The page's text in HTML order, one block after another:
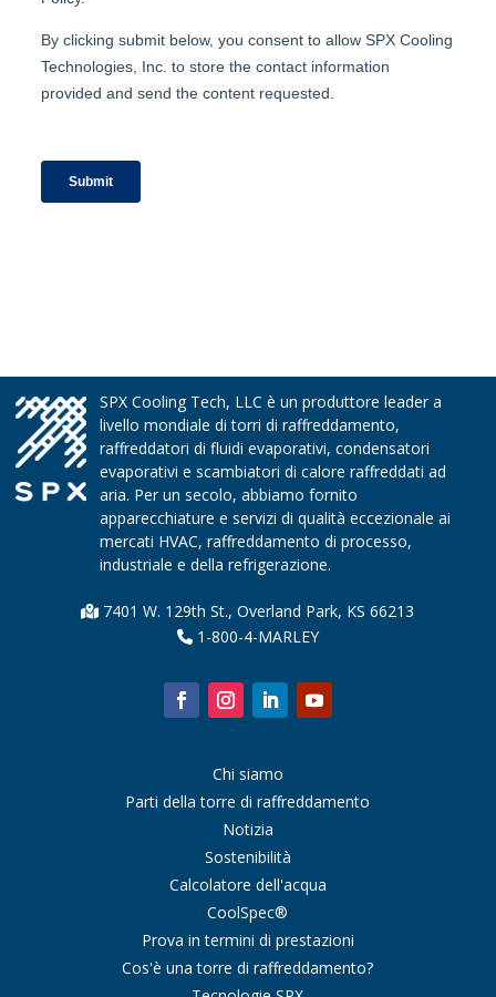
SPX Cooling Tech, LLC è un produttore leader a
livello mondiale di torri di raffreddamento,
raffreddatori di fluidi evaporativi, condensatori
evaporativi e scambiatori di calore raffreddati ad
aria. Per un secolo, abbiamo fornito
apparecchiature e servizi di qualità eccezionale ai
mercati HVAC, raffreddamento di processo,
industriale e della refrigerazione.
7401 W. 129th St., Overland Park, KS 66213
1-800-4-MARLEY
Chi siamo
Parti della torre di raffreddamento
Notizia
Sostenibilità
Calcolatore dell'acqua
CoolSpec®
Prova in termini di prestazioni
Cos'è una torre di raffreddamento?